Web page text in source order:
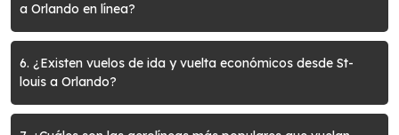
a Orlando en línea?
6. ¿Existen vuelos de ida y vuelta económicos desde St-
louis a Orlando?